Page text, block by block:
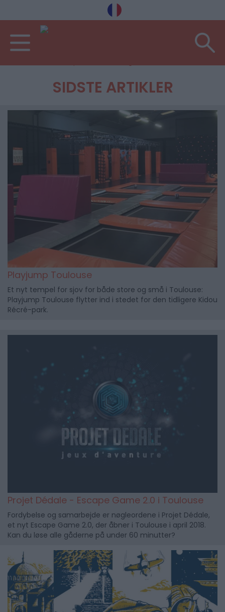
SIDSTE ARTIKLER
Playjump Toulouse
Et nyt tempel for sjov for både store og små i Toulouse:
Playjump Toulouse flytter ind i stedet for den tidligere Kidou
Récré-park.
Projet Dédale - Escape Game 2.0 i Toulouse
Fordybelse og samarbejde er nøgleordene i Projet Dédale,
et nyt Escape Game 2.0, der åbner i Toulouse i april 2018.
Kan du løse alle gåderne på under 60 minutter?